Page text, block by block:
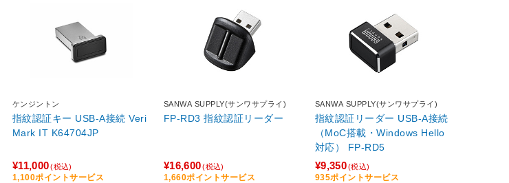
ケンジントン
指紋認証キー USB-A接続 Veri
Mark IT K64704JP
¥11,000(税込)
1,100ポイントサービス
SANWA SUPPLY(サンワサプライ)
FP-RD3 指紋認証リーダー
¥16,600(税込)
1,660ポイントサービス
SANWA SUPPLY(サンワサプライ)
指紋認証リーダー USB-A接続
（MoC搭載・Windows Hello
対応） FP-RD5
¥9,350(税込)
935ポイントサービス